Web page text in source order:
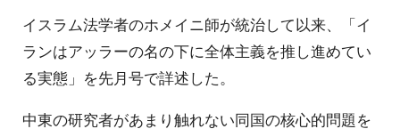
イスラム法学者のホメイニ師が統治して以来、「イ
ランはアッラーの名の下に全体主義を推し進めてい
る実態」を先月号で詳述した。
中東の研究者があまり触れない同国の核心的問題を